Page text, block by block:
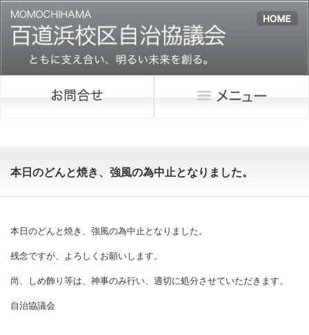
本日のどんと焼き、強風の為中止となりました。
本日のどんと焼き、強風の為中止となりました。
残念ですが、よろしくお願いします。
尚、しめ飾り等は、神事のみ行い、適切に処分させていただきます。
自治協議会